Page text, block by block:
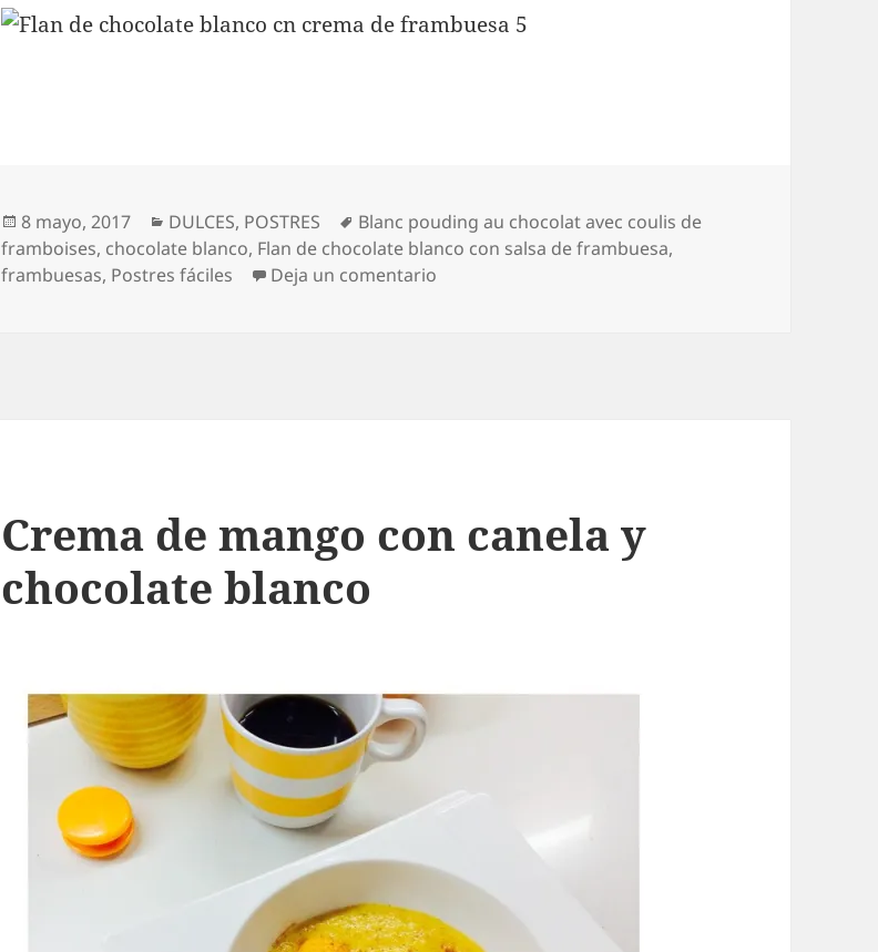
Publicado
el
8 mayo, 2017 Categorías
DULCES, POSTRES Etiquetas
Blanc pouding au chocolat avec coulis de
framboises, chocolate blanco, Flan de chocolate blanco con salsa de frambuesa,
frambuesas, Postres fáciles Deja un comentario
Crema de mango con canela y
chocolate blanco